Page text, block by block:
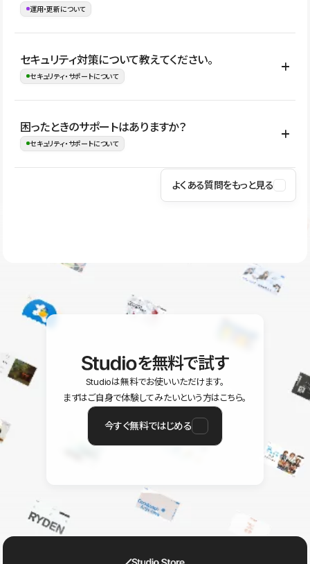
ージをご覧ください。
運用・更新について
はい。CMSやコンポーネントを活用して更新範囲を設計しておく
ことで、デザインを崩しにくい状態で運用できます。 さらにコン
ながらレイアウトに影響を与えずに更新作業を進めやすくなりま
す。
セキュリティ対策について教えてください。
セキュリティ・サポートについて
Studioでは、公開サイトやサービスを安全に利用できるよう、通信
の暗号化、データ保護、アクセス管理、脆弱性対策など、複数の観
はSSL/TLSによる通信暗号化に対応しており、悪質なスクリプトの
困ったときのサポートはありますか？
セキュリティ・サポートについて
操作方法や機能については、ヘルプセンターでご確認いただけま
ユーザー同士で質問・相談できるコミュニティもご利用ください。
よくある質問をもっと見る
を無料で試す
Studioは無料でお使いいただけます。
まずはご自身で体験してみたいという方はこちら。
今すぐ無料ではじめる